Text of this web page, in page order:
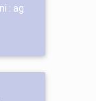
: ag